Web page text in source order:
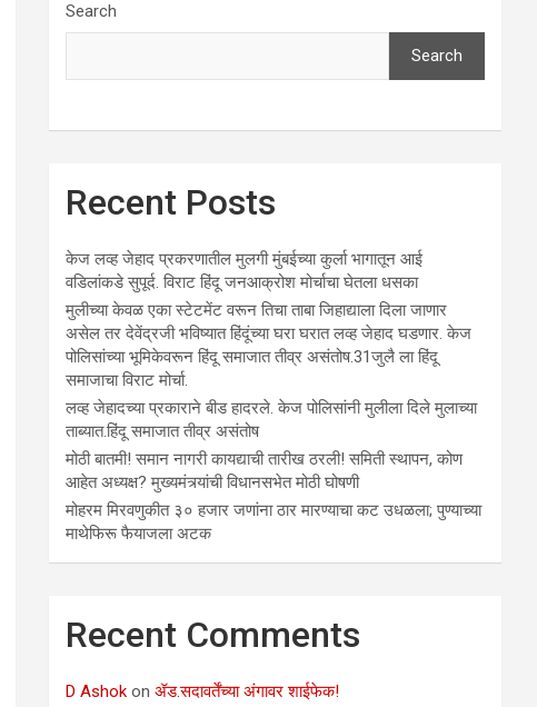
Search
Search
Recent Posts
केज लव्ह जेहाद प्रकरणातील मुलगी मुंबईच्या कुर्ला भागातून आई
वडिलांकडे सुपूर्द. विराट हिंदू जनआक्रोश मोर्चाचा घेतला धसका
मुलीच्या केवळ एका स्टेटमेंट वरून तिचा ताबा जिहाद्याला दिला जाणार
असेल तर देवेंद्रजी भविष्यात हिंदूंच्या घरा घरात लव्ह जेहाद घडणार. केज
पोलिसांच्या भूमिकेवरून हिंदू समाजात तीव्र असंतोष.31जुलै ला हिंदू
समाजाचा विराट मोर्चा.
लव्ह जेहादच्या प्रकाराने बीड हादरले. केज पोलिसांनी मुलीला दिले मुलाच्या
ताब्यात.हिंदू समाजात तीव्र असंतोष
मोठी बातमी! समान नागरी कायद्याची तारीख ठरली! समिती स्थापन, कोण
आहेत अध्यक्ष? मुख्यमंत्र्यांची विधानसभेत मोठी घोषणी
मोहरम मिरवणुकीत ३० हजार जणांना ठार मारण्‍याचा कट उधळला; पुण्‍याच्‍या
माथेफिरू फैयाजला अटक
Recent Comments
D Ashok onॲड.सदावर्तेंच्या अंगावर शाईफेक!